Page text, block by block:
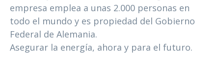
empresa emplea a unas 2.000 personas en
todo el mundo y es propiedad del Gobierno
Federal de Alemania.
Asegurar la energía, ahora y para el futuro.